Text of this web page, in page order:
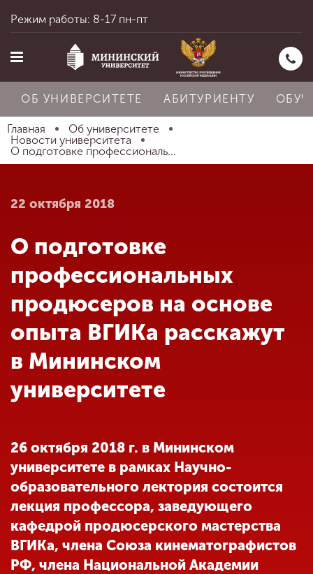
Главная
Абитуриенту
Обучение
Наука
Другие виды
деятельности
Студенческая жизнь
Режим работы: 8-17 пн-пт
ОБ УНИВЕРСИТЕТЕ АБИТУРИЕНТУ
Главная
Об университете
Новости университета
О подготовке профессиональ...
22 октября 2018
О подготовке
профессиональных
продюсеров на основе
опыта ВГИКа расскажут
в Мининском
университете
26 октября 2018 г. в Мининском
университете в рамках Научно-
образовательного лектория состоится
лекция профессора, заведующего
кафедрой продюсерского мастерства
ВГИКа, члена Союза кинематографистов
РФ, члена Национальной Академии